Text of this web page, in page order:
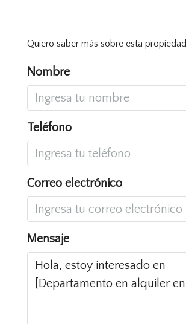
Quiero saber más sobre esta propiedad
Nombre
Teléfono
Correo electrónico
Mensaje